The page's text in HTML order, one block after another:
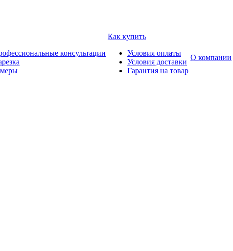
консультации
Как купить
Условия оплаты
Условия доставки
Гарантия на товар
О компании